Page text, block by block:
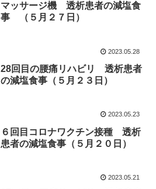
マッサージ機 透析患者の減塩食
事 （５月２７日）
2023.05.28
28回目の腰痛リハビリ 透析患者
の減塩食事（５月２３日）
2023.05.23
６回目コロナワクチン接種 透析
患者の減塩食事（５月２０日）
2023.05.21